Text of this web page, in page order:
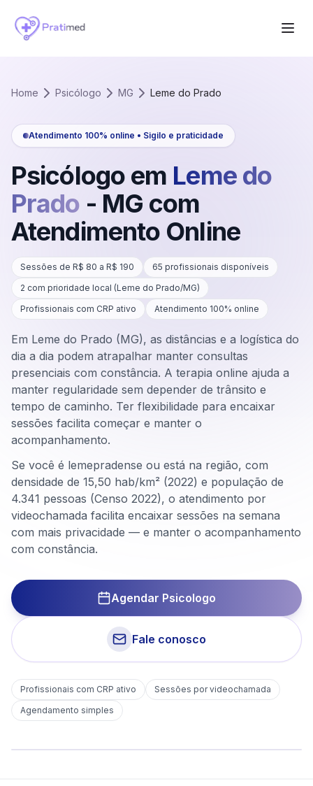
Home Psicólogo MG Leme do Prado
Atendimento 100% online • Sigilo e praticidade
Psicólogo em Leme do
Prado - MG com
Atendimento Online
Sessões de R$ 80 a R$ 190 65 profissionais disponíveis
2 com prioridade local (Leme do Prado/MG)
Profissionais com CRP ativo
Atendimento 100% online
Em Leme do Prado (MG), as distâncias e a logística do
dia a dia podem atrapalhar manter consultas
presenciais com constância. A terapia online ajuda a
manter regularidade sem depender de trânsito e
tempo de caminho. Ter flexibilidade para encaixar
sessões facilita começar e manter o
acompanhamento.
Se você é lemepradense ou está na região, com
densidade de 15,50 hab/km² (2022) e população de
4.341 pessoas (Censo 2022), o atendimento por
videochamada facilita encaixar sessões na semana
com mais privacidade — e manter o acompanhamento
com constância.
Agendar Psicologo
Fale conosco
Profissionais com CRP ativo
Sessões por videochamada
Agendamento simples